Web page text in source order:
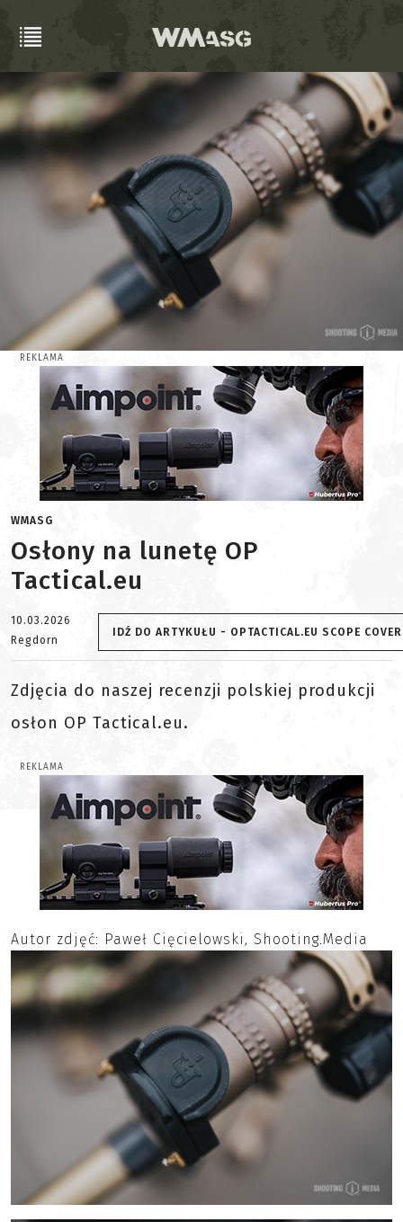
REKLAMA
WMASG
Osłony na lunetę OP
Tactical.eu
10.03.2026
Regdorn
IDŹ DO ARTYKUŁU - OPTACTICAL.EU SCOPE
Zdjęcia do naszej recenzji polskiej produkcji
osłon OP Tactical.eu.
REKLAMA
Autor zdjęć: Paweł Cięcielowski, Shooting.Media